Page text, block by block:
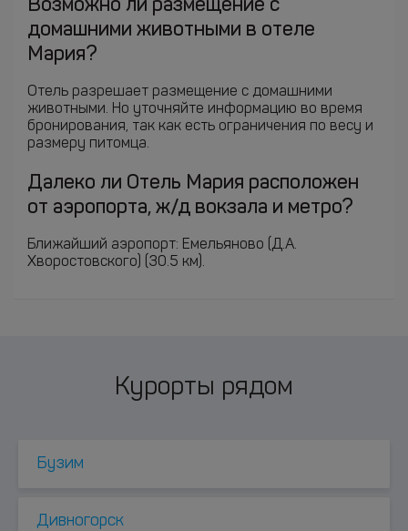
Возможно ли размещение с
домашними животными в отеле
Мария?
Отель разрешает размещение с домашними
животными. Но уточняйте информацию во время
бронирования, так как есть ограничения по весу и
размеру питомца.
Далеко ли Отель Мария расположен
от аэропорта, ж/д вокзала и метро?
Ближайший аэропорт: Емельяново (Д.А.
Хворостовского) (30.5 км).
Курорты рядом
Бузим
Дивногорск